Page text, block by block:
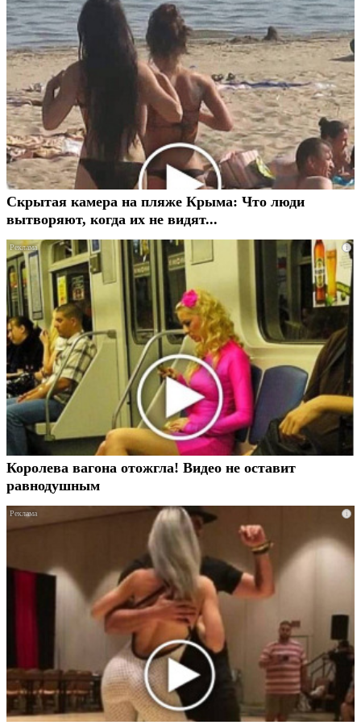
Скрытая камера на пляже Крыма: Что люди
вытворяют, когда их не видят...
i
Королева вагона отожгла! Видео не оставит
равнодушным
i